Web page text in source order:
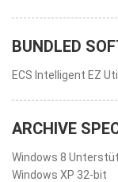
BUNDLED
ECS Intelligent EZ
ARCHIVE
Windows 8
Windows XP 32-bit